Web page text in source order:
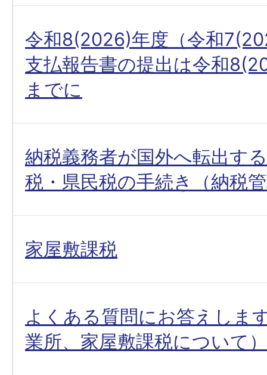
令和8(2026)年度（令和
支払報告書の提出は令和
までに
納税義務者が国外へ転出す
税・県民税の手続き（納税
家屋敷課税
よくある質問にお答えしま
業所、家屋敷課税について）